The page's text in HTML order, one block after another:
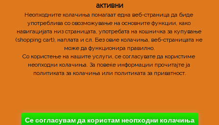
mozaikpro.mk@gmail.com
Powered By MozaikPro
активни
Неопходните колачиња помагаат една веб-страница да биде
употреблива со овозможување на основните функции, како
навигацијата низ страницата, употребата на кошничка за купување
(shopping cart), наплата и сл. Без овие колачиња, веб-страницата не
може да функционира правилно.
Со користење на нашите услуги, се согласувате да користиме
неопходни колачиња. За повеќе информации прочитајте ја
политиката за колачиња или политиката за приватност.
Се согласувам да користам неопходни колачиња